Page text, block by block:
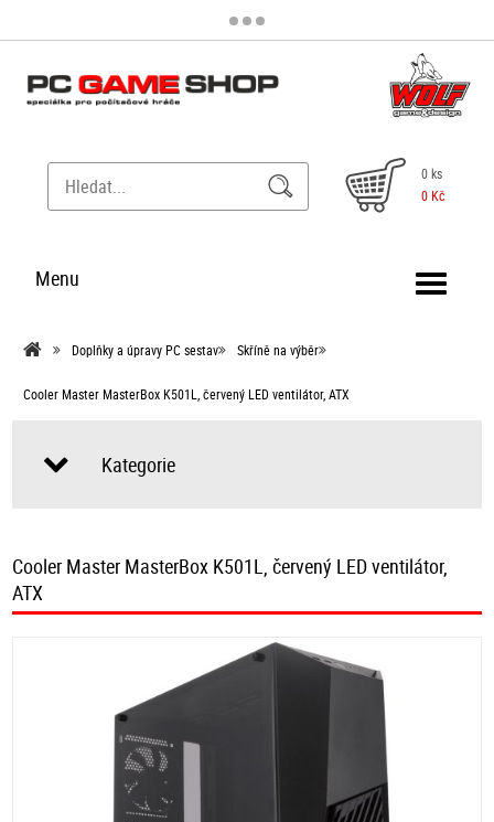
0 ks
0 Kč
Menu
Doplňky a úpravy PC sestav Skříně na výběr
Cooler Master MasterBox K501L, červený LED ventilátor, ATX
Kategorie
Cooler Master MasterBox K501L, červený LED ventilátor,
ATX